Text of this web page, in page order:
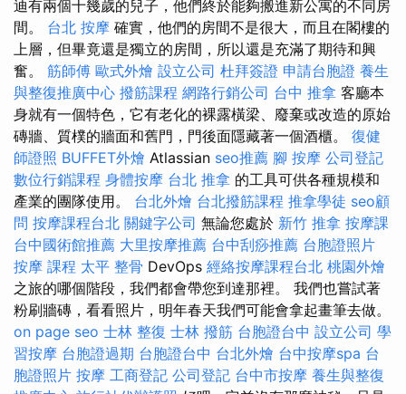
迪有兩個十幾歲的兒子，他們終於能夠搬進新公寓的不同房
間。 台北 按摩 確實，他們的房間不是很大，而且在閣樓的
上層，但畢竟還是獨立的房間，所以還是充滿了期待和興
奮。 筋師傅 歐式外燴 設立公司 杜拜簽證 申請台胞證 養生
與整復推廣中心 撥筋課程 網路行銷公司 台中 推拿 客廳本
身就有一個特色，它有老化的裸露橫梁、廢棄或改造的原始
磚牆、質樸的牆面和舊門，門後面隱藏著一個酒櫃。 復健
師證照 BUFFET外燴 Atlassian seo推薦 腳 按摩 公司登記
數位行銷課程 身體按摩 台北 推拿 的工具可供各種規模和
產業的團隊使用。 台北外燴 台北撥筋課程 推拿學徒 seo顧
問 按摩課程台北 關鍵字公司 無論您處於 新竹 推拿 按摩課
台中國術館推薦 大里按摩推薦 台中刮痧推薦 台胞證照片
按摩 課程 太平 整骨 DevOps 經絡按摩課程台北 桃園外燴
之旅的哪個階段，我們都會帶您到達那裡。 我們也嘗試著
粉刷牆磚，看看照片，明年春天我們可能會拿起畫筆去做。
on page seo 士林 整復 士林 撥筋 台胞證台中 設立公司 學
習按摩 台胞證過期 台胞證台中 台北外燴 台中按摩spa 台
胞證照片 按摩 工商登記 公司登記 台中市按摩 養生與整復